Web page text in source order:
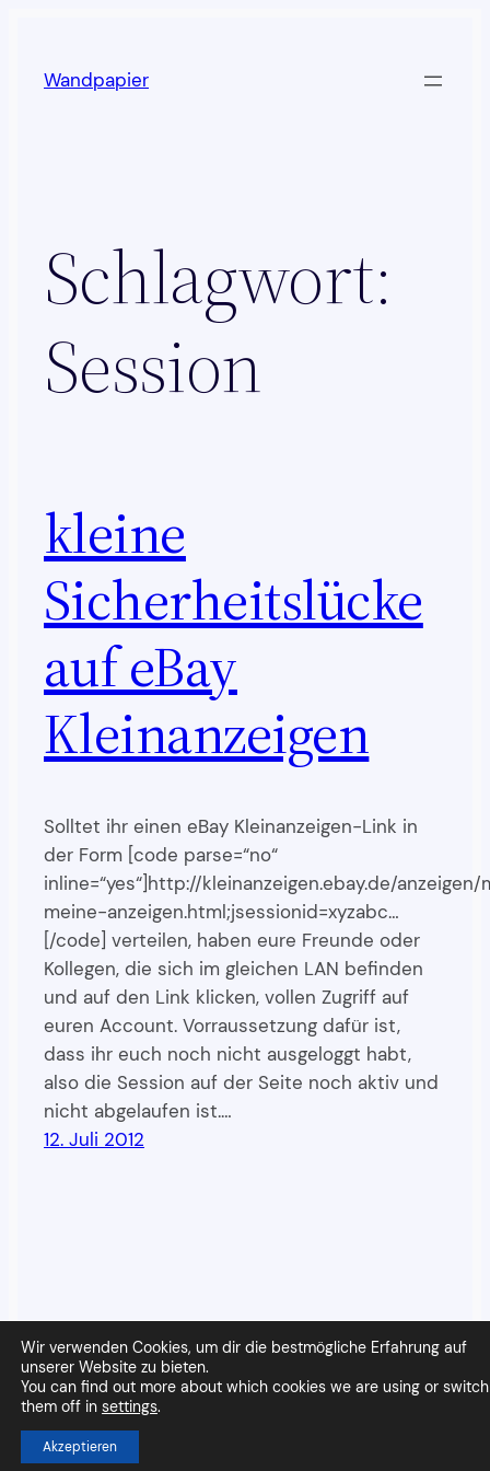
springen
Wandpapier
Schlagwort:
Session
kleine
Sicherheitslücke
auf eBay
Kleinanzeigen
Solltet ihr einen eBay Kleinanzeigen-Link in
der Form [code parse=“no“
inline=“yes“]http://kleinanzeigen.ebay.de/anzeigen/
meine-anzeigen.html;jsessionid=xyzabc…
[/code] verteilen, haben eure Freunde oder
Kollegen, die sich im gleichen LAN befinden
und auf den Link klicken, vollen Zugriff auf
euren Account. Vorraussetzung dafür ist,
dass ihr euch noch nicht ausgeloggt habt,
also die Session auf der Seite noch aktiv und
nicht abgelaufen ist.…
12. Juli 2012
Wandpapier Stolz präsentiert vonWordPress
Wir verwenden Cookies, um dir die bestmögliche Erfahrung auf
unserer Website zu bieten.
You can find out more about which cookies we are using or switch
them off in settings.
Akzeptieren